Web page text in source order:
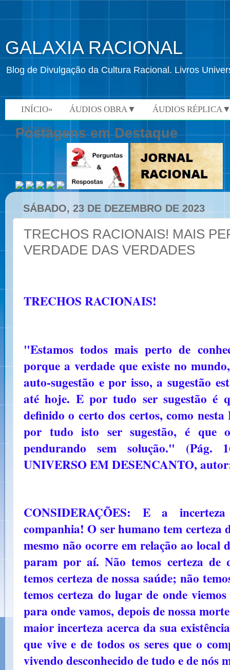
GALAXIA RACIONAL
Blog de Divulgação da Cultura Racional. Livros
INÍCIO» ÁUDIOS OBRA▼ ÁUDIOS
VÍDEOS»
Postagens em Destaque
SÁBADO, 23 DE DEZEMBRO DE 2023
TRECHOS RACIONAIS! MAIS
VERDADE DAS VERDADES
TRECHOS RACIONAIS!
"Estamos todos mais perto de
porque a verdade que existe no
auto-sugestão e por isso, a sugestão
até hoje. E por tudo ser sugestão é
definido o certo dos certos, como
por tudo isto ser sugestão, é que
pendurando sem solução." (Pág.
UNIVERSO EM DESENCANTO,
CONSIDERAÇÕES: E a
companhia! O ser humano tem certeza
mesmo não ocorre em relação ao local
param por aí. Não temos certeza de
temos certeza de nossa saúde; não
temos certeza do lugar de onde
para onde vamos, depois de nossa
maior incerteza acerca da sua
que vive e de todos os seres que o
vivendo desconhecido de tudo e de nós